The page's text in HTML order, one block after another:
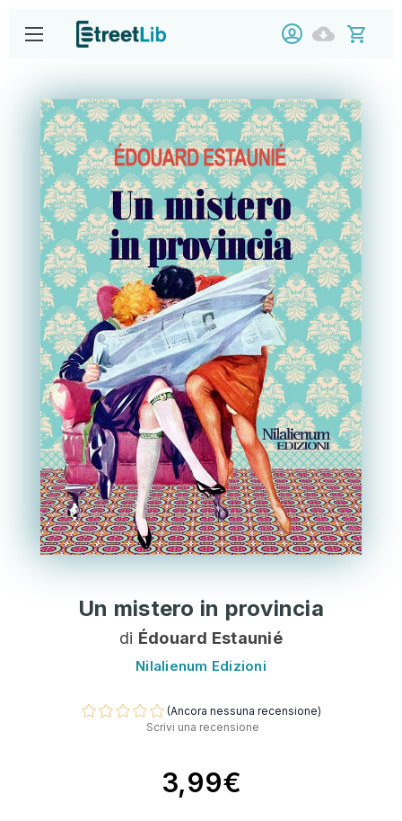
Un mistero in provincia
di Édouard Estaunié
Nilalienum Edizioni
(Ancora nessuna recensione)
Scrivi una recensione
3,99€